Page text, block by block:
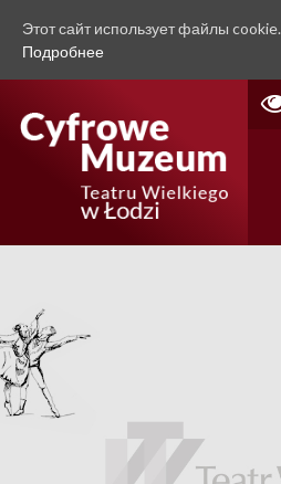
Этот сайт использует файлы cookie.
Подробнее